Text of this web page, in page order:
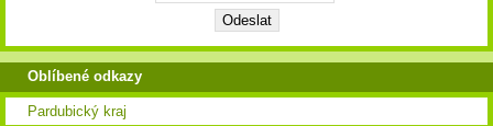
Oblíbené odkazy
Pardubický kraj